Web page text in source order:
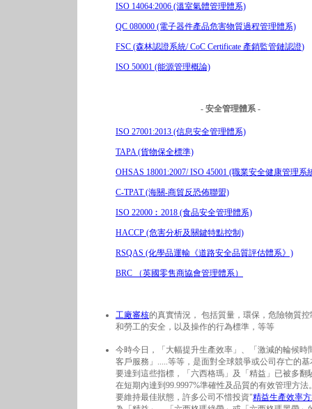
ISO 14064:2006 (溫室氣體管理體系)
QC 080000 (電子器件產品危害物質過程管理體系)
FSC (森林認證系統/ CoC Certificate 產銷監管鏈認證)
ISO 50001 (能源管理概論)
- 安全管理體系 -
ISO 27001:2013 (信息安全管理體系)
TAPA (貨物保全標準)
OHSAS 18001:2007/ ISO 45001 (職業安全健康管理系
C-TPAT (海關-商貿反恐佈聯盟)
ISO 22000︰2018 (食品安全管理體系)
HACCP (危害分析及關鍵特點控制)
RSQAS (化學品運輸《道路安全品質評估體系》)
BRC （英國零售商協會管理體系）
工廠審核的真實情況， 包括質量，環保，危險物質
和勞工的安全，以及操作的行為標準，等等
今時今日，「大幅提升生產效率」、「激減的輪候時
客戶服務」.....等等，是面對全球競爭或公司存亡的
要達到這些指標，「六西格瑪」及「精益」已被多翻
在短期內達到99.9997%準確性及品質的有效管理方法
要維持最佳狀態，許多公司不惜投資"精益生產效率